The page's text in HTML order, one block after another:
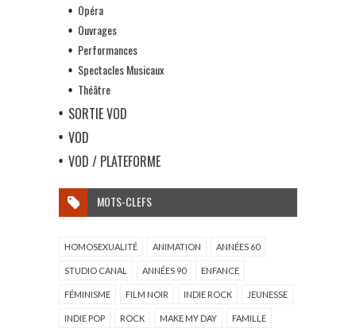
Opéra
Ouvrages
Performances
Spectacles Musicaux
Théâtre
SORTIE VOD
VOD
VOD / PLATEFORME
MOTS-CLEFS
HOMOSEXUALITÉ ANIMATION ANNÉES 60
STUDIO CANAL ANNÉES 90 ENFANCE
FÉMINISME FILM NOIR INDIE ROCK JEUNESSE
INDIE POP ROCK MAKE MY DAY FAMILLE